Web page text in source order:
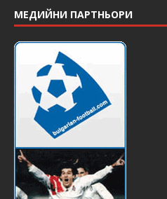
МЕДИЙНИ ПАРТНЬОРИ